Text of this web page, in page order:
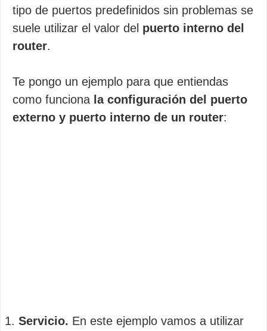
tipo de puertos predefinidos sin problemas se
suele utilizar el valor del puerto interno del
router.
Te pongo un ejemplo para que entiendas
como funciona la configuración del puerto
externo y puerto interno de un router:
Servicio. En este ejemplo vamos a utilizar